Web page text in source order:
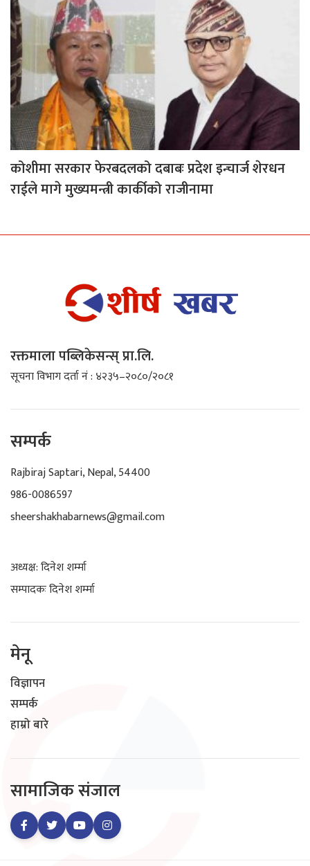
कोशीमा सरकार फेरबदलको दबाबः प्रदेश इन्चार्ज शेरधन
राईले मागे मुख्यमन्त्री कार्कीको राजीनामा
रक्तमाला पब्लिकेसन्स् प्रा.लि.
सूचना विभाग दर्ता नं : ४२३५–२०८०/२०८१
सम्पर्क
Rajbiraj Saptari, Nepal, 54400
986-0086597
sheershakhabarnews@gmail.com
अध्यक्ष: दिनेश शर्म्मा
सम्पादकः दिनेश शर्म्मा
मेनू
विज्ञापन
सम्पर्क
हाम्रो बारे
सामाजिक संजाल